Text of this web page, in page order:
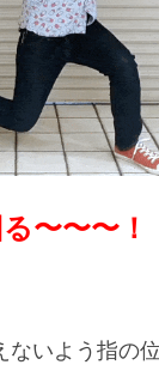
〜〜〜！
ないよう指の